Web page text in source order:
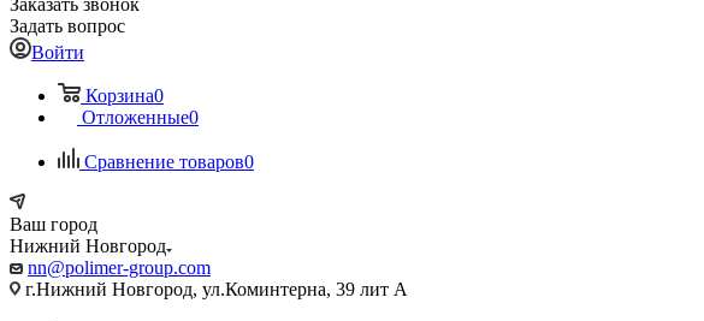
Заказать звонок
Задать вопрос
Войти
Корзина0
Отложенные0
Сравнение товаров0
Ваш город
Нижний Новгород
nn@polimer-group.com
г.Нижний Новгород, ул.Коминтерна, 39 лит А